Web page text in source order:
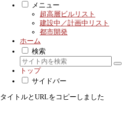
メニュー
超高層ビルリスト
建設中／計画中リスト
都市開発
ホーム
検索
トップ
サイドバー
タイトルとURLをコピーしました